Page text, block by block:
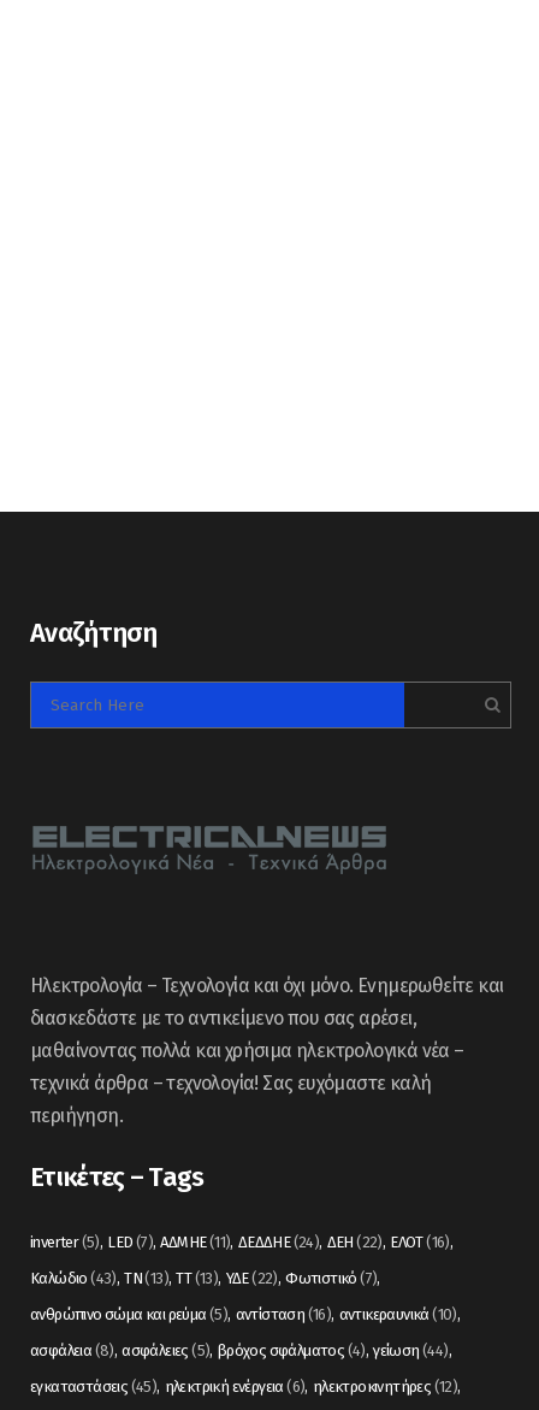
Αναζήτηση
Ηλεκτρολογία – Τεχνολογία και όχι μόνο. Ενημερωθείτε και
διασκεδάστε με το αντικείμενο που σας αρέσει,
μαθαίνοντας πολλά και χρήσιμα ηλεκτρολογικά νέα –
τεχνικά άρθρα – τεχνολογία! Σας ευχόμαστε καλή
περιήγηση.
Ετικέτες – Tags
inverter(5) LED (7) ΑΔΜΗΕ(11) ΔΕΔΔΗΕ(24) ΔΕΗ (22) ΕΛΟΤ(16)
Καλώδιο (43) ΤΝ(13) ΤΤ(13) ΥΔΕ(22) Φωτιστικό (7)
ανθρώπινο σώμα και ρεύμα (5) αντίσταση (16) αντικεραυνικά (10)
ασφάλεια (8) ασφάλειες (5) βρόχος σφάλματος (4) γείωση (44)
εγκαταστάσεις (45) ηλεκτρική ενέργεια (6) ηλεκτροκινητήρες (12)